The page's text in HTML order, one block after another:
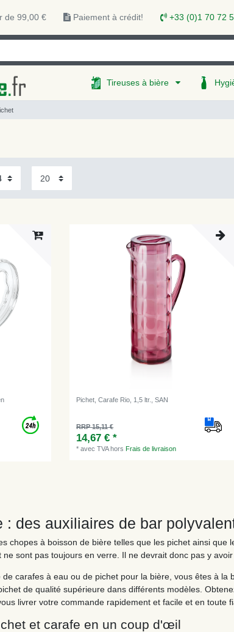
de 99,00 € Paiement à crédit! +33 (0)1 70 72
Tireuses à bière
Pichet, Carafe Rio, 1,5 ltr., SAN
RRP 15,11 €
14,67 € *
*avec TVAhorsFrais de livraison
: des auxiliaires de bar
chopes à boisson de bière telles que les pichet ainsi
sont pas toujours en verre. Il ne devrait donc pas y
carafes à eau ou de pichet pour la bière, vous êtes à
de qualité supérieure dans différents modèles.
livrer votre commande rapidement et facile et en toute
et carafe en un coup d'œil